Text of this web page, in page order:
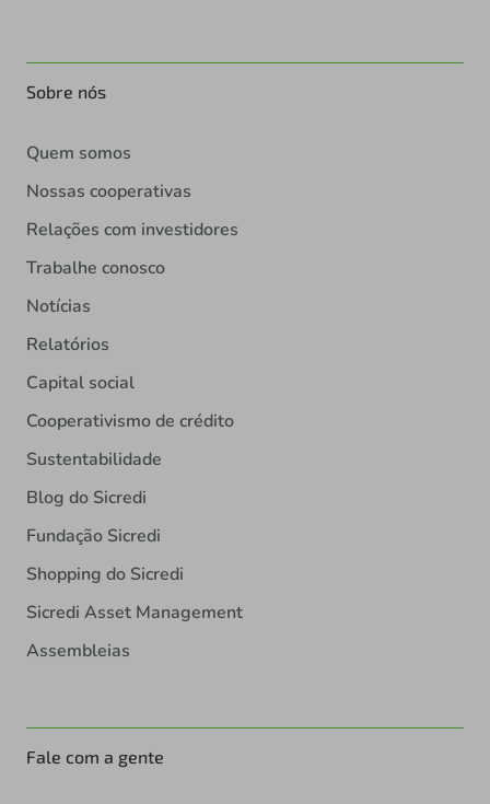
Sobre nós
Quem somos
Nossas cooperativas
Relações com investidores
Trabalhe conosco
Notícias
Relatórios
Capital social
Cooperativismo de crédito
Sustentabilidade
Blog do Sicredi
Fundação Sicredi
Shopping do Sicredi
Sicredi Asset Management
Assembleias
Fale com a gente